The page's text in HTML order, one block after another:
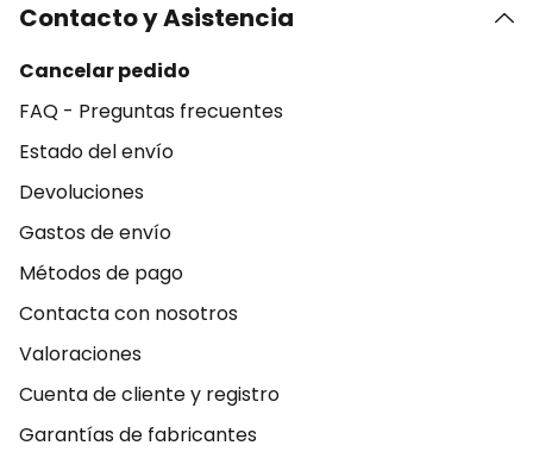
Contacto y Asistencia
Cancelar pedido
FAQ - Preguntas frecuentes
Estado del envío
Devoluciones
Gastos de envío
Métodos de pago
Contacta con nosotros
Valoraciones
Cuenta de cliente y registro
Garantías de fabricantes